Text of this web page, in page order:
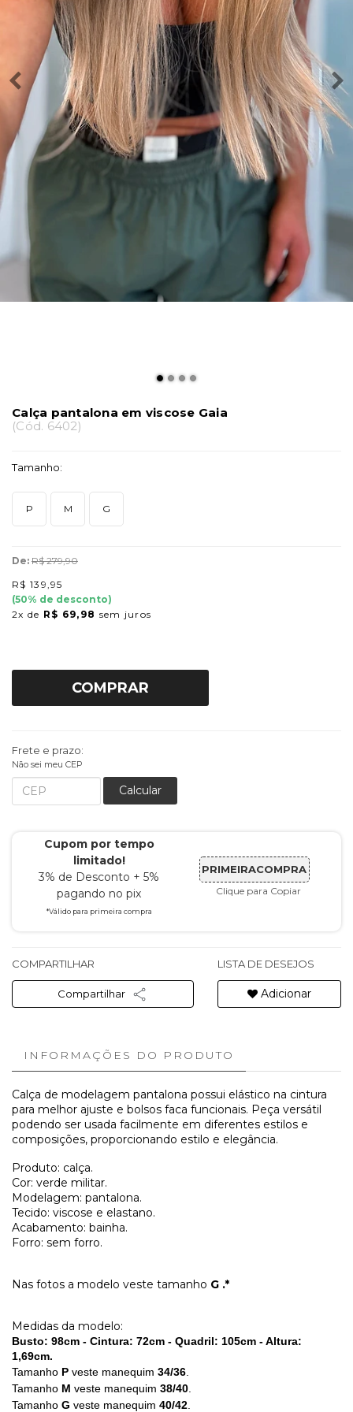
Calça pantalona em viscose Gaia
(Cód. 6402)
Tamanho:
P M G
De: R$ 279,90
R$ 139,95
(50% de desconto)
2x de R$ 69,98 sem juros
COMPRAR
Frete e prazo:
Não sei meu CEP
Calcular
Cupom por tempo
limitado!
3% de Desconto + 5%
pagando no pix
*Válido para primeira compra
PRIMEIRACOMPRA
Clique para Copiar
COMPARTILHAR
Compartilhar
LISTA DE DESEJOS
Adicionar
INFORMAÇÕES DO PRODUTO
Calça de modelagem pantalona possui elástico na cintura
para melhor ajuste e bolsos faca funcionais. Peça versátil
podendo ser usada facilmente em diferentes estilos e
composições, proporcionando estilo e elegância.
Produto: calça.
Cor: verde militar.
Modelagem: pantalona.
Tecido: viscose e elastano.
Acabamento: bainha.
Forro: sem forro.
Nas fotos a modelo veste tamanho G .*
Medidas da modelo:
Busto: 98cm - Cintura: 72cm - Quadril: 105cm - Altura:
1,69cm.
Tamanho P veste manequim 34/36
Tamanho M veste manequim 38/40
Tamanho G veste manequim 40/42